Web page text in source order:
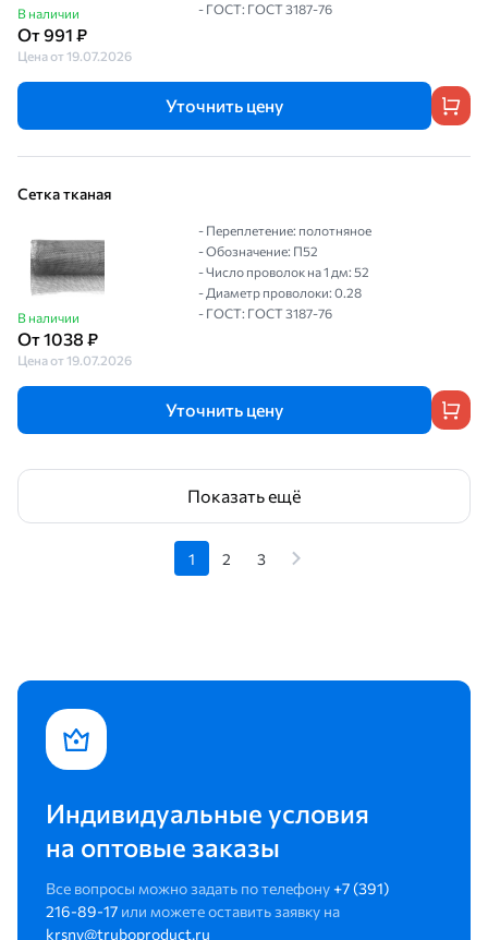
В наличии
От 991 ₽
Цена от 19.07.2026
- ГОСТ: ГОСТ 3187-76
Уточнить цену
Сетка тканая
В наличии
От 1038 ₽
Цена от 19.07.2026
- Переплетение: полотняное
- Обозначение: П52
- Число проволок на 1 дм: 52
- Диаметр проволоки: 0.28
- ГОСТ: ГОСТ 3187-76
Уточнить цену
Показать ещё
1 2 3
Индивидуальные условия
на оптовые заказы
Все вопросы можно задать по телефону +7 (391)
216-89-17 или можете оставить заявку на
krsny@truboproduct.ru